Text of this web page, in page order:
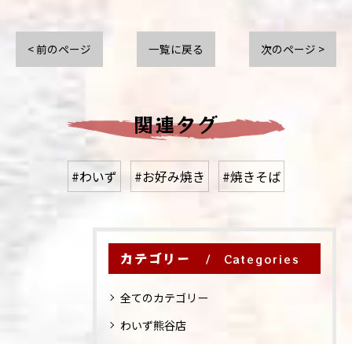
< 前のページ 一覧に戻る 次のページ >
関連タグ
#わいず #お好み焼き #焼きそば
カテゴリー Categories
全てのカテゴリー
わいず熊谷店